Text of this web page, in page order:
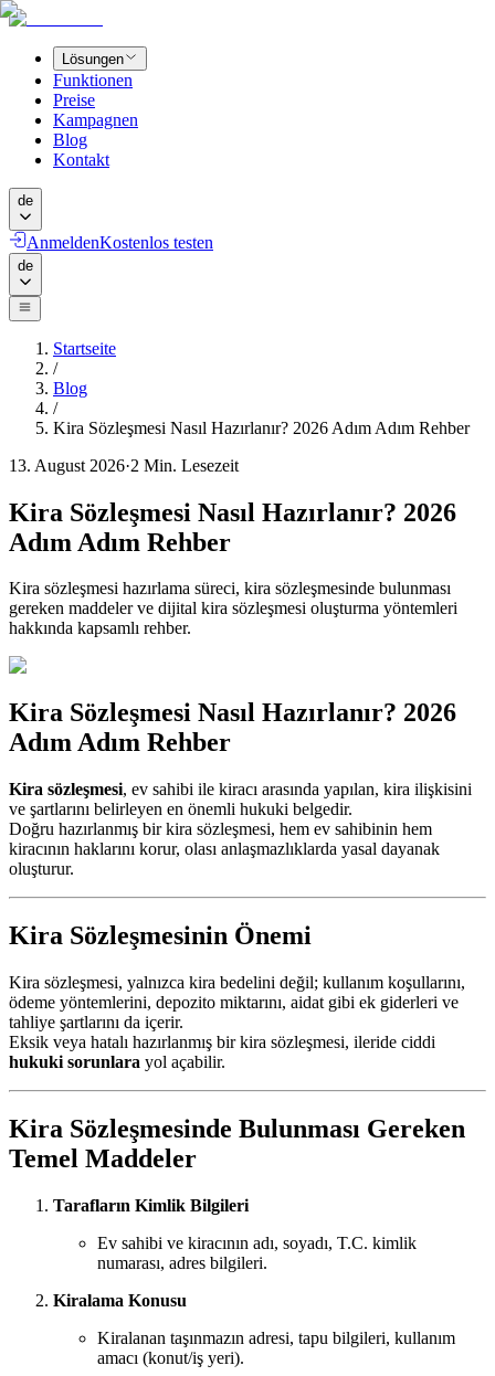
Lösungen
Funktionen
Preise
Kampagnen
Blog
Kontakt
de
AnmeldenKostenlos testen
de
Startseite
/
Blog
/
Kira Sözleşmesi Nasıl Hazırlanır? 2026 Adım Adım Rehber
13. August 2026·2 Min. Lesezeit
Kira Sözleşmesi Nasıl Hazırlanır? 2026
Adım Adım Rehber
Kira sözleşmesi hazırlama süreci, kira sözleşmesinde bulunması
gereken maddeler ve dijital kira sözleşmesi oluşturma yöntemleri
hakkında kapsamlı rehber.
Kira Sözleşmesi Nasıl Hazırlanır? 2026
Adım Adım Rehber
Kira sözleşmesi, ev sahibi ile kiracı arasında yapılan, kira ilişkisini
ve şartlarını belirleyen en önemli hukuki belgedir.
Doğru hazırlanmış bir kira sözleşmesi, hem ev sahibinin hem
kiracının haklarını korur, olası anlaşmazlıklarda yasal dayanak
oluşturur.
Kira Sözleşmesinin Önemi
Kira sözleşmesi, yalnızca kira bedelini değil; kullanım koşullarını,
ödeme yöntemlerini, depozito miktarını, aidat gibi ek giderleri ve
tahliye şartlarını da içerir.
Eksik veya hatalı hazırlanmış bir kira sözleşmesi, ileride ciddi
hukuki sorunlara yol açabilir.
Kira Sözleşmesinde Bulunması Gereken
Temel Maddeler
Tarafların Kimlik Bilgileri
Ev sahibi ve kiracının adı, soyadı, T.C. kimlik
numarası, adres bilgileri.
Kiralama Konusu
Kiralanan taşınmazın adresi, tapu bilgileri, kullanım
amacı (konut/iş yeri).